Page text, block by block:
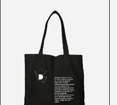
Music & Entertainment
Manufacturing
Retail
Our Services